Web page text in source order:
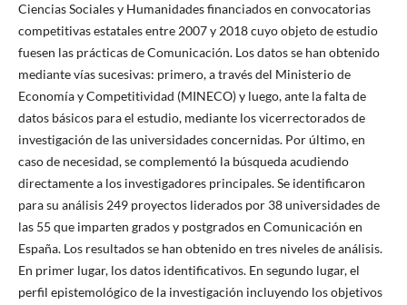
Ciencias Sociales y Humanidades financiados en convocatorias
competitivas estatales entre 2007 y 2018 cuyo objeto de estudio
fuesen las prácticas de Comunicación. Los datos se han obtenido
mediante vías sucesivas: primero, a través del Ministerio de
Economía y Competitividad (MINECO) y luego, ante la falta de
datos básicos para el estudio, mediante los vicerrectorados de
investigación de las universidades concernidas. Por último, en
caso de necesidad, se complementó la búsqueda acudiendo
directamente a los investigadores principales. Se identificaron
para su análisis 249 proyectos liderados por 38 universidades de
las 55 que imparten grados y postgrados en Comunicación en
España. Los resultados se han obtenido en tres niveles de análisis.
En primer lugar, los datos identificativos. En segundo lugar, el
perfil epistemológico de la investigación incluyendo los objetivos